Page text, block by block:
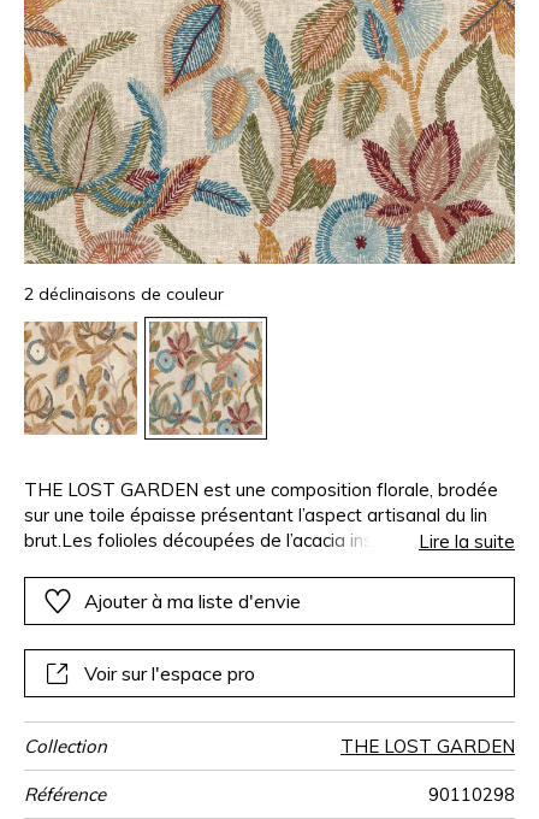
2 déclinaisons de couleur
THE LOST GARDEN est une composition florale, brodée
sur une toile épaisse présentant l’aspect artisanal du lin
brut.Les folioles découpées de l’acacia inspirent un point
point lancé avec un fil de polyester mat sur une base de
coton, lin et viscose, l’étoffe est proposée en deux
confection de rideaux.
Lire la suite
Ajouter à ma liste d'envie
Voir sur l'espace pro
Collection THE LOST GARDEN
Référence 90110298